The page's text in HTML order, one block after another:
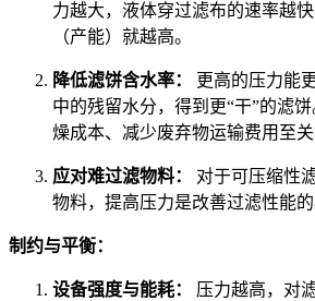
力越大，液体穿过滤布的速率越
（产能）就越高。
降低滤饼含水率：
更高的压力能
中的残留水分，得到更“干”的滤
燥成本、减少废弃物运输费用至关
应对难过滤物料：
对于可压缩性
物料，提高压力是改善过滤性能的
制约与平衡：
设备强度与能耗：
压力越高，对